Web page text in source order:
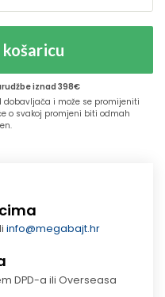
iznad 398€
dobavljača i može se promijeniti
o svakoj promjeni biti odmah
info@megabajt.hr
DPD-a ili Overseasa